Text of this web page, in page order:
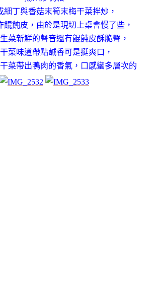
細丁與香菇末筍末梅干菜拌炒，
餛飩皮， 由於是現切上桌會慢了些，
菜新鮮的聲音還有餛飩皮酥脆聲 ，
菜味道帶點鹹香可是挺爽口，
菜帶出鴨肉的香氣， 口感蠻多層次的